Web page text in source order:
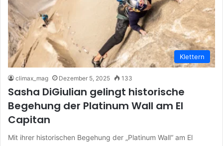
Klettern
climax_mag Dezember 5, 2025 133
Sasha DiGiulian gelingt historische
Begehung der Platinum Wall am El
Capitan
Mit ihrer historischen Begehung der „Platinum Wall“ am El